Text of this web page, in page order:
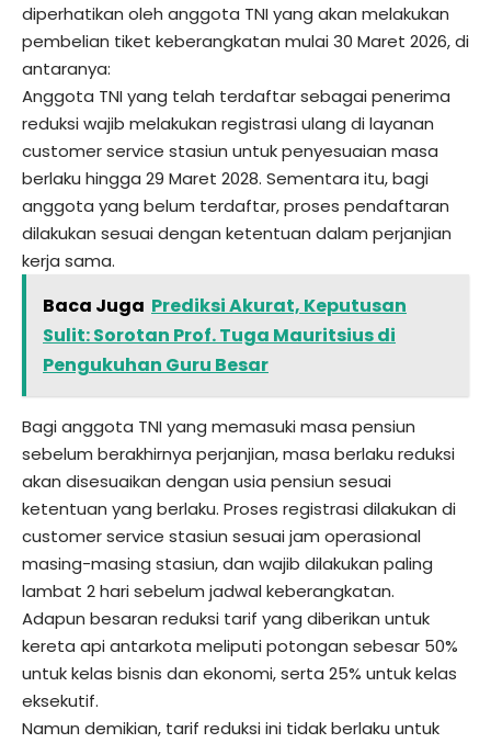
diperhatikan oleh anggota TNI yang akan melakukan
pembelian tiket keberangkatan mulai 30 Maret 2026, di
antaranya:
Anggota TNI yang telah terdaftar sebagai penerima
reduksi wajib melakukan registrasi ulang di layanan
customer service stasiun untuk penyesuaian masa
berlaku hingga 29 Maret 2028. Sementara itu, bagi
anggota yang belum terdaftar, proses pendaftaran
dilakukan sesuai dengan ketentuan dalam perjanjian
kerja sama.
Baca Juga Prediksi Akurat, Keputusan
Sulit: Sorotan Prof. Tuga Mauritsius di
Pengukuhan Guru Besar
Bagi anggota TNI yang memasuki masa pensiun
sebelum berakhirnya perjanjian, masa berlaku reduksi
akan disesuaikan dengan usia pensiun sesuai
ketentuan yang berlaku. Proses registrasi dilakukan di
customer service stasiun sesuai jam operasional
masing-masing stasiun, dan wajib dilakukan paling
lambat 2 hari sebelum jadwal keberangkatan.
Adapun besaran reduksi tarif yang diberikan untuk
kereta api antarkota meliputi potongan sebesar 50%
untuk kelas bisnis dan ekonomi, serta 25% untuk kelas
eksekutif.
Namun demikian, tarif reduksi ini tidak berlaku untuk